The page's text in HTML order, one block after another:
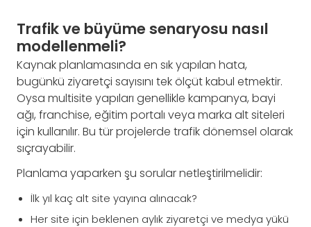
Trafik ve büyüme senaryosu nasıl
modellenmeli?
Kaynak planlamasında en sık yapılan hata,
bugünkü ziyaretçi sayısını tek ölçüt kabul etmektir.
Oysa multisite yapıları genellikle kampanya, bayi
ağı, franchise, eğitim portalı veya marka alt siteleri
için kullanılır. Bu tür projelerde trafik dönemsel olarak
sıçrayabilir.
Planlama yaparken şu sorular netleştirilmelidir:
İlk yıl kaç alt site yayına alınacak?
Her site için beklenen aylık ziyaretçi ve medya yükü